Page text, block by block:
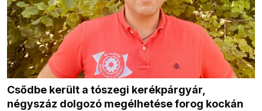
Csődbe került a tószegi kerékpárgyár,
négyszáz dolgozó megélhetése forog kockán